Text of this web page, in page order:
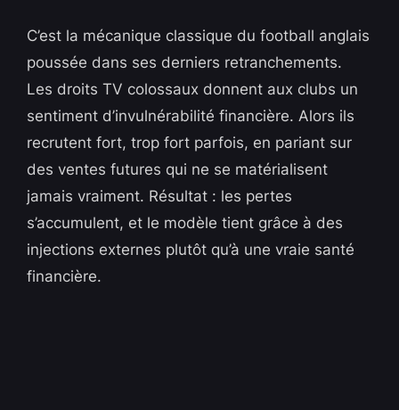
C’est la mécanique classique du football anglais
poussée dans ses derniers retranchements.
Les droits TV colossaux donnent aux clubs un
sentiment d’invulnérabilité financière. Alors ils
recrutent fort, trop fort parfois, en pariant sur
des ventes futures qui ne se matérialisent
jamais vraiment. Résultat : les pertes
s’accumulent, et le modèle tient grâce à des
injections externes plutôt qu’à une vraie santé
financière.